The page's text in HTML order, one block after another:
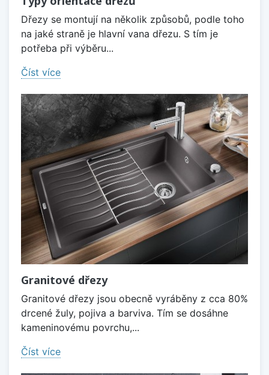
Dřezy se montují na několik způsobů, podle toho
na jaké straně je hlavní vana dřezu. S tím je
potřeba při výběru...
Číst více
Granitové dřezy
Granitové dřezy jsou obecně vyráběny z cca 80%
drcené žuly, pojiva a barviva. Tím se dosáhne
kameninovému povrchu,...
Číst více